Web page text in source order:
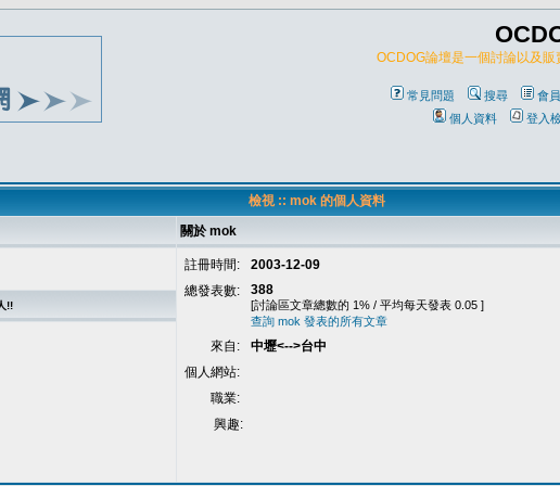
OCDOG論壇是一個討論以及
常見問題 搜尋
會
個人資料
登入
檢視 :: mok 的個人資料
關於 mok
註冊時間:
2003-12-09
總發表數:
388
[討論區文章總數的 1% / 平均每天發表 0.05 ]
查詢 mok 發表的所有文章
來自:
中壢<-->台中
個人網站:
職業:
興趣:
!!